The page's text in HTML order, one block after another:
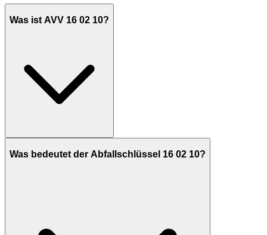
Was ist AVV 16 02 10?
Was bedeutet der Abfallschlüssel 16 02 10?